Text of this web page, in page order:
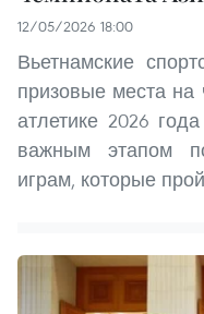
12/05/2026 18:00
Вьетнамские
призовые места на
атлетике 2026
важным этапом
играм, которые